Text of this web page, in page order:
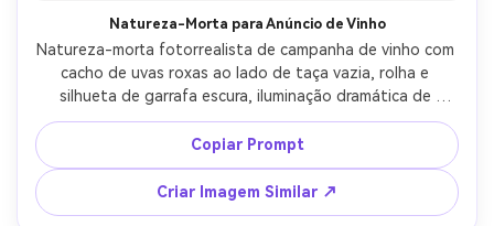
Natureza-Morta para Anúncio de Vinho
Natureza-morta fotorrealista de campanha de vinho com
cacho de uvas roxas ao lado de taça vazia, rolha e
silhueta de garrafa escura, iluminação dramática de
estúdio com reflexos suaves, fundo texturizado preto,
fotografado com Phase One e macro de 120mm, f/11,
gradação de cor luxuosa premium --ar 4:5
Copiar Prompt
Criar Imagem Similar ↗